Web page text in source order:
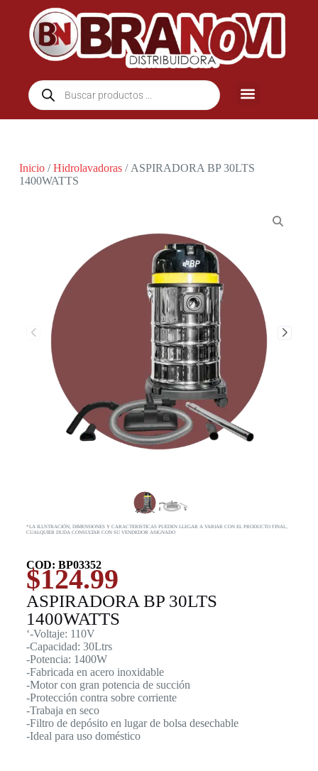
Inicio/Hidrolavadoras/ ASPIRADORA BP 30LTS
1400WATTS
*LA ILUSTRACIÓN, DIMENSIONES Y CARACTERISTICAS PUEDEN LLEGAR A VARIAR CON EL PRODUCTO FINAL,
CUALQUIER DUDA CONSULTAR CON SU VENDEDOR ASIGNADO
COD: BP03352
$124.99
ASPIRADORA BP 30LTS
1400WATTS
‘-Voltaje: 110V
-Capacidad: 30Ltrs
-Potencia: 1400W
-Fabricada en acero inoxidable
-Motor con gran potencia de succión
-Protección contra sobre corriente
-Trabaja en seco
-Filtro de depósito en lugar de bolsa desechable
-Ideal para uso doméstico